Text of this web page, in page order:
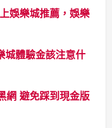
娛樂城推薦，娛樂
城體驗金該注意什
網 避免踩到現金版